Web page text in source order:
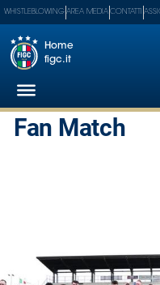
WHISTLEBLOWING AREA MEDIA CONTATTI
Home
figc.it
Fan Match